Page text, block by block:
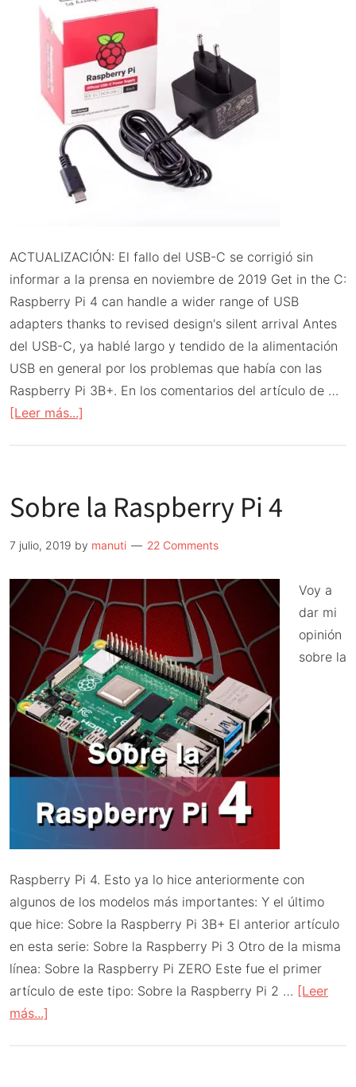
ACTUALIZACIÓN: El fallo del USB-C se corrigió sin
informar a la prensa en noviembre de 2019 Get in the C:
Raspberry Pi 4 can handle a wider range of USB
adapters thanks to revised design's silent arrival Antes
del USB-C, ya hablé largo y tendido de la alimentación
USB en general por los problemas que había con las
Raspberry Pi 3B+. En los comentarios del artículo de …
[Leer más...]
y
USB-
Gate
Sobre la Raspberry Pi 4
7 julio, 2019 by manuti 22 Comments
Voy a
dar mi
opinión
sobre la
Raspberry Pi 4. Esto ya lo hice anteriormente con
algunos de los modelos más importantes: Y el último
que hice: Sobre la Raspberry Pi 3B+ El anterior artículo
en esta serie: Sobre la Raspberry Pi 3 Otro de la misma
línea: Sobre la Raspberry Pi ZERO Este fue el primer
artículo de este tipo: Sobre la Raspberry Pi 2 … [Leer
más...]